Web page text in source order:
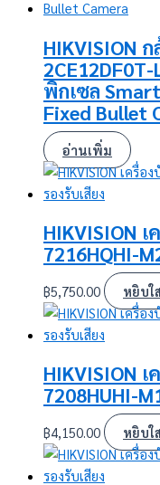
HIKVISION
พิกเซล
Fixed Bullet
อ่านเพิ่ม
HIKVISION
7216HQHI-
฿5,750.00 หยิบใ
HIKVISION
7208HUHI-
฿4,150.00 หยิบใ